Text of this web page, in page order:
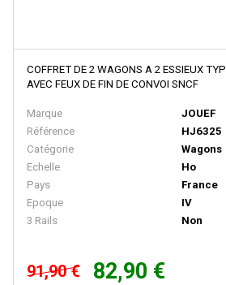
BUB
Busch
Carmina
Carpena
CHREZO
Classic Metal Works
COFFRET DE 2 WAGONS A 2 ESSIEUX
AVEC FEUX DE FIN DE CONVOI SNCF
Marque
JOUEF
Référence
HJ6325
Catégorie
Wagons
Echelle
Ho
Pays
France
Epoque
IV
3 Rails
Non
91,90 € 82,90 €